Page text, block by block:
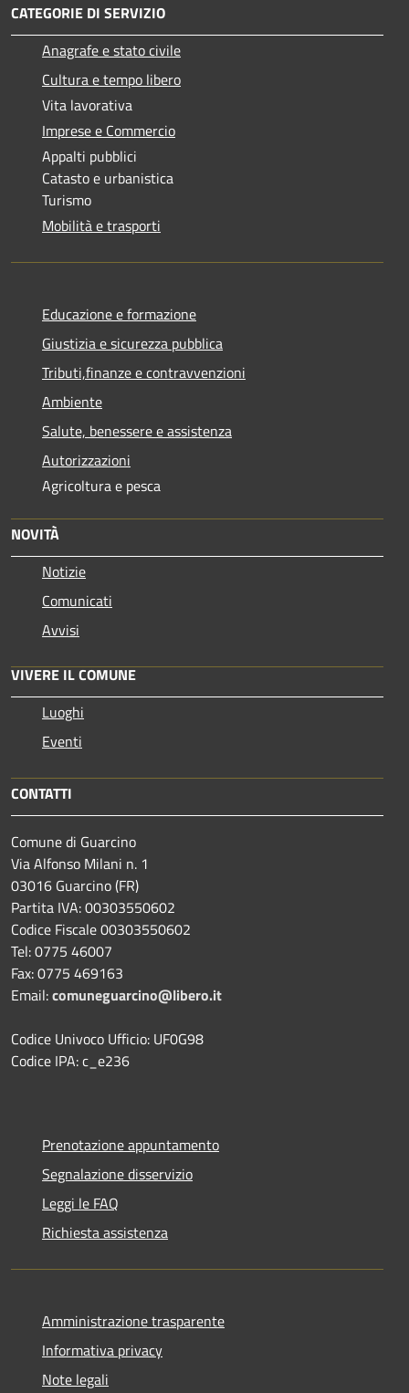
CATEGORIE DI SERVIZIO
Anagrafe e stato civile
Cultura e tempo libero
Vita lavorativa
Imprese e Commercio
Appalti pubblici
Catasto e urbanistica
Turismo
Mobilità e trasporti
Educazione e formazione
Giustizia e sicurezza pubblica
Tributi,finanze e contravvenzioni
Ambiente
Salute, benessere e assistenza
Autorizzazioni
Agricoltura e pesca
NOVITÀ
Notizie
Comunicati
Avvisi
VIVERE IL COMUNE
Luoghi
Eventi
CONTATTI
Comune di Guarcino
Via Alfonso Milani n. 1
03016 Guarcino (FR)
Partita IVA: 00303550602
Codice Fiscale 00303550602
Tel: 0775 46007
Fax: 0775 469163
Email:comuneguarcino@libero.it
Codice Univoco Ufficio: UF0G98
Codice IPA: c_e236
Prenotazione appuntamento
Segnalazione disservizio
Leggi le FAQ
Richiesta assistenza
Amministrazione trasparente
Informativa privacy
Note legali